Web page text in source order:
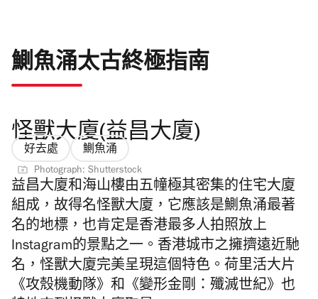
鰂魚涌太古終極指南
怪獸大廈(益昌大廈)
好去處 鰂魚涌
Photograph: Shutterstock
益昌大廈和海山樓由五幢極其密集的住宅大廈
組成，故得名怪獸大廈，它應該是鰂魚涌最著
名的地標，也肯定是香港最多人拍照放上
Instagram的景點之一。香港城市之擁擠遠近馳
名，怪獸大廈完美呈現這個特色。荷里活大片
《攻殼機動隊》和《變形金剛：殲滅世紀》也